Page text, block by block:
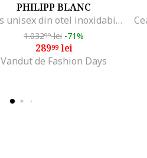
PHILIPP BLANC
Ceas unisex din otel inoxidabil cu bratara cu model plasa, Argintiu
1.03299lei -71%
28999lei
Vandut de Fashion Days